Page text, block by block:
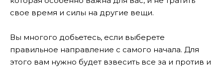
свое время и силы на другие вещи.
Вы многого добьетесь, если выберете
правильное направление с самого начала. Для
этого вам нужно будет взвесить все за и против и